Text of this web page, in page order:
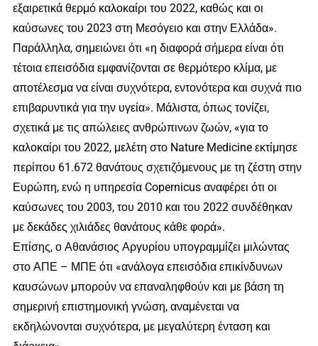
εξαιρετικά θερμό καλοκαίρι του 2022, καθώς και οι
καύσωνες του 2023 στη Μεσόγειο και στην Ελλάδα».
Παράλληλα, σημειώνει ότι «η διαφορά σήμερα είναι ότι
τέτοια επεισόδια εμφανίζονται σε θερμότερο κλίμα, με
αποτέλεσμα να είναι συχνότερα, εντονότερα και συχνά πιο
επιβαρυντικά για την υγεία». Μάλιστα, όπως τονίζει,
σχετικά με τις απώλειες ανθρώπινων ζωών, «για το
καλοκαίρι του 2022, μελέτη στο Nature Medicine εκτίμησε
περίπου 61.672 θανάτους σχετιζόμενους με τη ζέστη στην
Ευρώπη, ενώ η υπηρεσία Copernicus αναφέρει ότι οι
καύσωνες του 2003, του 2010 και του 2022 συνδέθηκαν
με δεκάδες χιλιάδες θανάτους κάθε φορά».
Επίσης, ο Αθανάσιος Αργυρίου υπογραμμίζει μιλώντας
στο ΑΠΕ – ΜΠΕ ότι «ανάλογα επεισόδια επικίνδυνων
καυσώνων μπορούν να επαναληφθούν και με βάση τη
σημερινή επιστημονική γνώση, αναμένεται να
εκδηλώνονται συχνότερα, με μεγαλύτερη ένταση και